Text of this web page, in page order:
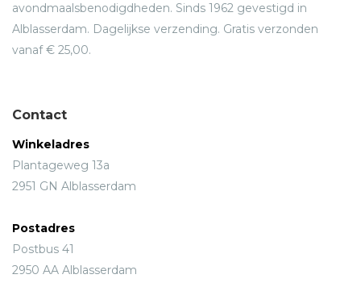
avondmaalsbenodigdheden. Sinds 1962 gevestigd in
Alblasserdam. Dagelijkse verzending. Gratis verzonden
vanaf € 25,00.
Contact
Winkeladres
Plantageweg 13a
2951 GN Alblasserdam
Postadres
Postbus 41
2950 AA Alblasserdam